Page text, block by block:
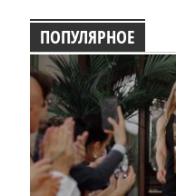
ПОПУЛЯРНОЕ